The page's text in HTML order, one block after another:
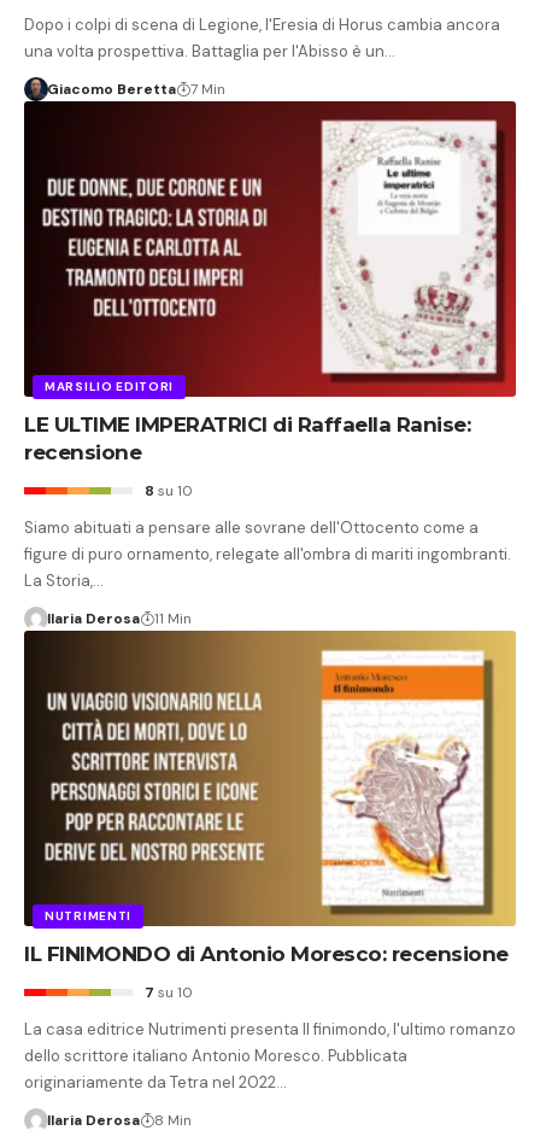
Dopo i colpi di scena di Legione, l'Eresia di Horus cambia ancora
una volta prospettiva. Battaglia per l'Abisso è un…
Giacomo Beretta 7 Min
MARSILIO EDITORI
LE ULTIME IMPERATRICI di Raffaella Ranise:
recensione
8 su 10
Siamo abituati a pensare alle sovrane dell'Ottocento come a
figure di puro ornamento, relegate all'ombra di mariti ingombranti.
La Storia,…
Ilaria Derosa 11 Min
NUTRIMENTI
IL FINIMONDO di Antonio Moresco: recensione
7 su 10
La casa editrice Nutrimenti presenta Il finimondo, l'ultimo romanzo
dello scrittore italiano Antonio Moresco. Pubblicata
originariamente da Tetra nel 2022…
Ilaria Derosa 8 Min